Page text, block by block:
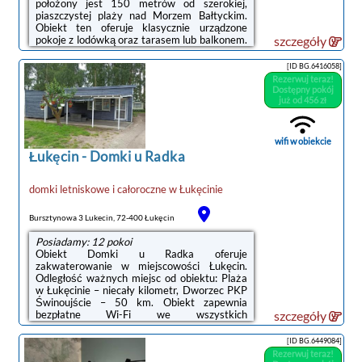
położony jest 150 metrów od szerokiej,
piaszczystej plaży nad Morzem Bałtyckim.
Obiekt ten oferuje klasycznie urządzone
pokoje z lodówką oraz tarasem lub balkonem.
Na miejscu dostępny jest także ogród z
placem zabaw dla dzieci.Pokoje w ośrodku
Wielki Błękit wyposażone są w telewizor z
dostępem do kanałów telewizji satelitarnej
oraz sprzęt plażowy. W każdym z nich mieści
się łazienka z suszarką do włosów. Z
bezpłatnego bezprzewodowego dostępu do
Internetu można korzystać w
pomieszczeniach ogólnodostępnych.W jadalni
serwowane ...
szczegóły
Łukęcin- Domki u Radka
domki letniskowe i całorocznewŁukęcinie
Bursztynowa 3 Lukecin, 72-400 Łukęcin
Posiadamy: 12 pokoi
Obiekt Domki u Radka oferuje
zakwaterowanie w miejscowości Łukęcin.
Odległość ważnych miejsc od obiektu: Plaża
w Łukęcinie – niecały kilometr, Dworzec PKP
Świnoujście – 50 km. Obiekt zapewnia
bezpłatne Wi-Fi we wszystkich
pomieszczeniach. Na terenie obiektu
dostępny jest też prywatny
parking.Wyposażenie wszystkich opcji
[ID BG.6416058]
Rezerwuj teraz!
Dostępny pokój
już od 456 zł
wifi w obiekcie
szczegóły
[ID BG.6449084]
Rezerwuj teraz!